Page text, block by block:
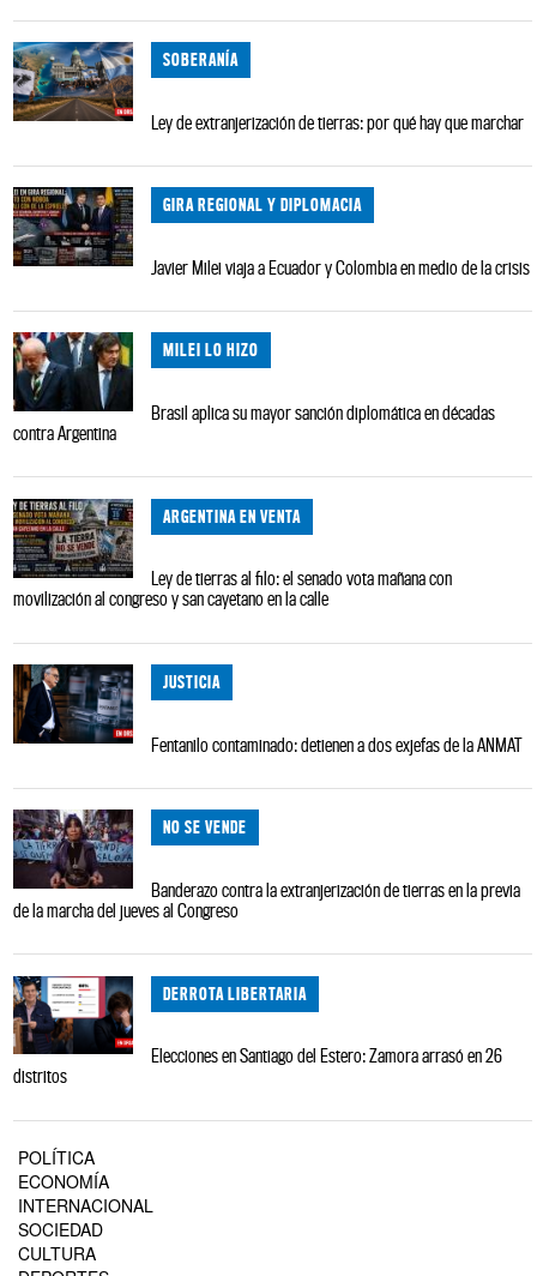
SOBERANÍA
Ley de extranjerización de tierras: por qué hay que marchar
GIRA REGIONAL Y DIPLOMACIA
Javier Milei viaja a Ecuador y Colombia en medio de la crisis
MILEI LO HIZO
Brasil aplica su mayor sanción diplomática en décadas
contra Argentina
ARGENTINA EN VENTA
Ley de tierras al filo: el senado vota mañana con
movilización al congreso y san cayetano en la calle
JUSTICIA
Fentanilo contaminado: detienen a dos exjefas de la ANMAT
NO SE VENDE
Banderazo contra la extranjerización de tierras en la previa
de la marcha del jueves al Congreso
DERROTA LIBERTARIA
Elecciones en Santiago del Estero: Zamora arrasó en 26
distritos
POLÍTICA
ECONOMÍA
INTERNACIONAL
SOCIEDAD
CULTURA